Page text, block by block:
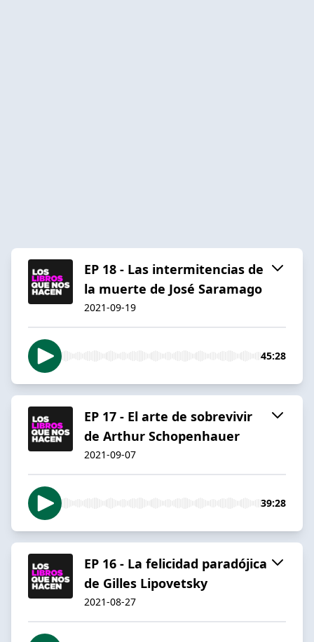
EP 18 - Las intermitencias de
la muerte de José Saramago
2021-09-19
45:28
EP 17 - El arte de sobrevivir
de Arthur Schopenhauer
2021-09-07
39:28
EP 16 - La felicidad paradójica
de Gilles Lipovetsky
2021-08-27